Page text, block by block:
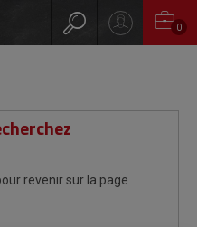
0
revenir sur la page